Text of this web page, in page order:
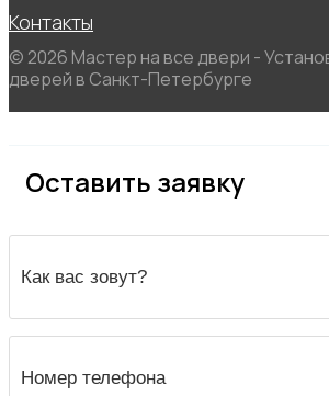
Контакты
© 2026 Мастер на все двери -
дверей в Санкт-Петербурге
Оставить заявку